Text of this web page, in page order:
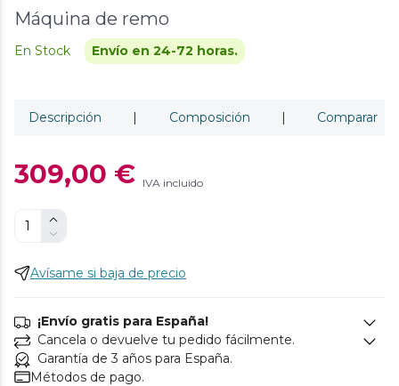
Máquina de remo
En Stock Envío en 24-72 horas.
Descripción | Composición | Comparar
309,00 € IVA incluido
Avísame si baja de precio
¡Envío gratis para España!
Cancela o devuelve tu pedido fácilmente.
Garantía de 3 años para España.
Métodos de pago.